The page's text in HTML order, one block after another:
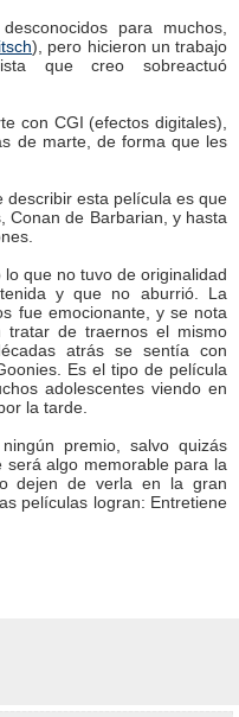
para muchos,
), pero hicieron un trabajo
que creo sobreactuó
con CGI (efectos digitales),
de marte, de forma que les
describir esta película es que
Conan de Barbarian, y hasta
que no tuvo de originalidad
y que no aburrió. La
fue emocionante, y se nota
de traernos el mismo
atrás se sentía con
Es el tipo de película
adolescentes viendo en
la tarde.
premio, salvo quizás
algo memorable para la
dejen de verla en la gran
películas logran: Entretiene